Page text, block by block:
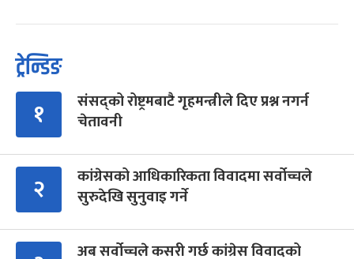
ट्रेन्डिङ
१
संसद्को रोष्ट्रमबाटै गृहमन्त्रीले दिए प्रश्न नगर्न
चेतावनी
२
कांग्रेसको आधिकारिकता विवादमा सर्वोच्चले
सुरुदेखि सुनुवाइ गर्ने
अब सर्वोच्चले कसरी गर्छ कांग्रेस विवादको